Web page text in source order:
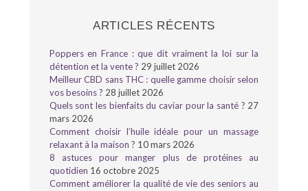
ARTICLES RÉCENTS
Poppers en France : que dit vraiment la loi sur la
détention et la vente ? 29 juillet 2026
Meilleur CBD sans THC : quelle gamme choisir selon
vos besoins ? 28 juillet 2026
Quels sont les bienfaits du caviar pour la santé ? 27
mars 2026
Comment choisir l’huile idéale pour un massage
relaxant à la maison ? 10 mars 2026
8 astuces pour manger plus de protéines au
quotidien 16 octobre 2025
Comment améliorer la qualité de vie des seniors au